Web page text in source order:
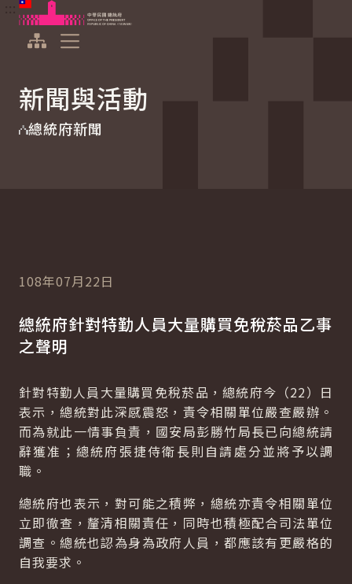
跳到主要內容
中華民國總統府
新聞與活動
總統府新聞
108年07月22日
總統府針對特勤人員大量購買免稅菸品乙事
之聲明
針對特勤人員大量購買免稅菸品，總統府今（22）日
表示，總統對此深感震怒，責令相關單位嚴查嚴辦。
而為就此一情事負責，國安局彭勝竹局長已向總統請
辭獲准；總統府張捷侍衛長則自請處分並將予以調
職。
總統府也表示，對可能之積弊，總統亦責令相關單位
立即徹查，釐清相關責任，同時也積極配合司法單位
調查。總統也認為身為政府人員，都應該有更嚴格的
自我要求。